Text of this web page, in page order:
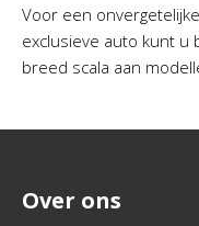
Voor een
exclusieve auto kunt u
breed scala aan
Over ons